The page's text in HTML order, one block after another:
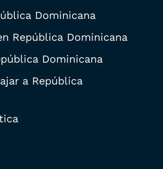
Dominicana
República Dominicana
Dominicana
a República